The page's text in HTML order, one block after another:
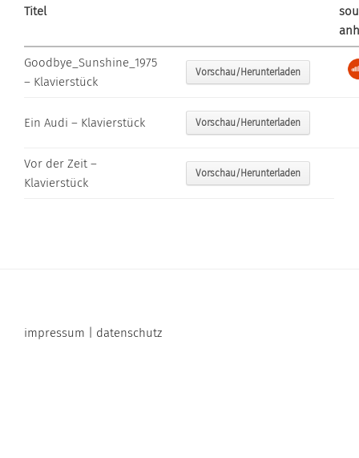
Titel
Goodbye_Sunshine_1975
– Klavierstück
Vorschau/Herunterladen
Ein Audi – Klavierstück Vorschau/Herunterladen
Vor der Zeit –
Klavierstück
Vorschau/Herunterladen
impressum | datenschutz